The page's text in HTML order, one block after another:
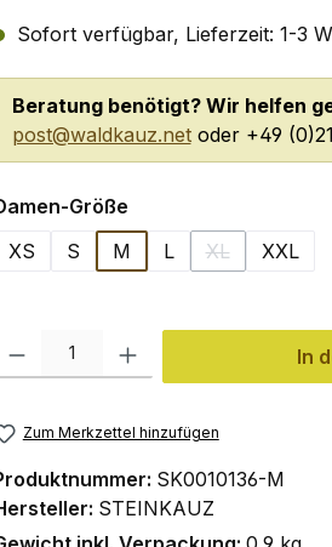
Sofort verfügbar, Lieferzeit: 1-3
Beratung benötigt? Wir helfen
post@waldkauz.netoder +49
Größeauswählen
XS
S M L XL
(Diese Option
XXL
Produkt Anzahl: Gib den gewünschten
In
Zum Merkzettel hinzufügen
SK0010136-M
STEINKAUZ